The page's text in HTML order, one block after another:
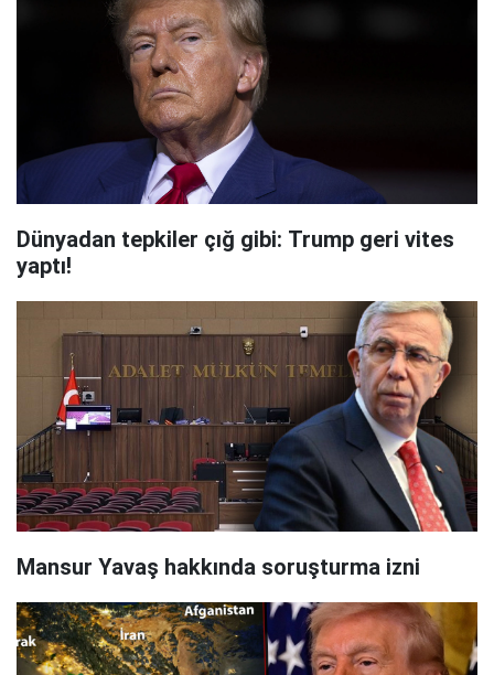
Dünyadan tepkiler çığ gibi: Trump geri vites
yaptı!
Mansur Yavaş hakkında soruşturma izni